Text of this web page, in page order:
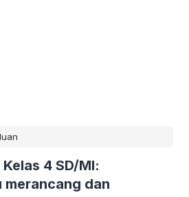
4 SD/MI:
merancang dan